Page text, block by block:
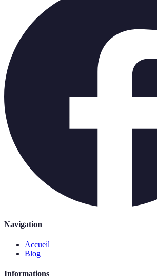
Navigation
Accueil
Blog
Informations